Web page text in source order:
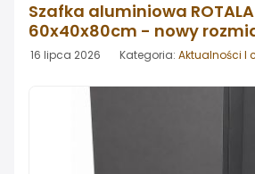
Szafka aluminiowa ROTALA
60x40x80cm - nowy
16 lipca 2026 Kategoria: Aktualności I